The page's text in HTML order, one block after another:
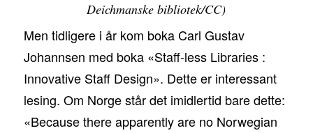
Deichmanske bibliotek/CC)
Men tidligere i år kom boka Carl Gustav
Johannsen med boka «Staff-less Libraries :
Innovative Staff Design». Dette er interessant
lesing. Om Norge står det imidlertid bare dette:
«Because there apparently are no Norwegian